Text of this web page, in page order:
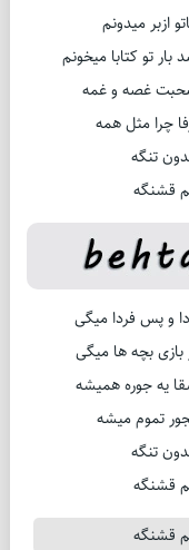
ازبر میدونم
تو کتابا میخونم
غصه و غمه
چرا مثل همه
تنگه
قشنگه
و پس فردا میگی
بچه ها میگی
یه جوره همیشه
تموم میشه
تنگه
قشنگه
قشنگه